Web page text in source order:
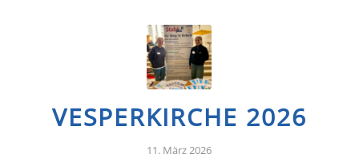
VESPERKIRCHE 2026
11. März 2026